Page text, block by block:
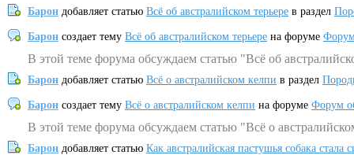
Барон добавляет статью Всё об австралийском терьере в раздел
Барон создает тему Всё об австралийском терьере на форуме
В этой теме форума обсуждаем статью "Всё об
Барон добавляет статью Всё о австралийском келпи в раздел
Барон создает тему Всё о австралийском келпи на форуме Форум
В этой теме форума обсуждаем статью "Всё о
Барон добавляет статью Как австралийская пастушья собака